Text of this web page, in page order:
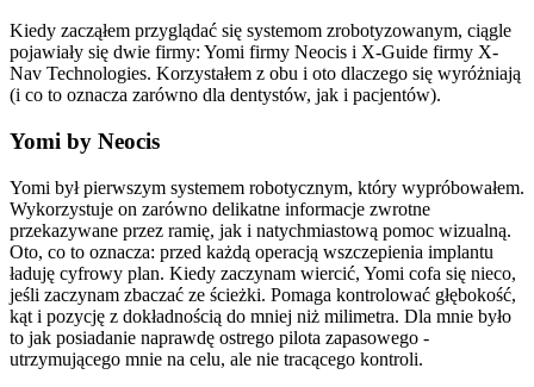
Kiedy zacząłem przyglądać się systemom zrobotyzowanym, ciągle
pojawiały się dwie firmy: Yomi firmy Neocis i X-Guide firmy X-
Nav Technologies. Korzystałem z obu i oto dlaczego się wyróżniają
(i co to oznacza zarówno dla dentystów, jak i pacjentów).
Yomi by Neocis
Yomi był pierwszym systemem robotycznym, który wypróbowałem.
Wykorzystuje on zarówno delikatne informacje zwrotne
przekazywane przez ramię, jak i natychmiastową pomoc wizualną.
Oto, co to oznacza: przed każdą operacją wszczepienia implantu
ładuję cyfrowy plan. Kiedy zaczynam wiercić, Yomi cofa się nieco,
jeśli zaczynam zbaczać ze ścieżki. Pomaga kontrolować głębokość,
kąt i pozycję z dokładnością do mniej niż milimetra. Dla mnie było
to jak posiadanie naprawdę ostrego pilota zapasowego -
utrzymującego mnie na celu, ale nie tracącego kontroli.